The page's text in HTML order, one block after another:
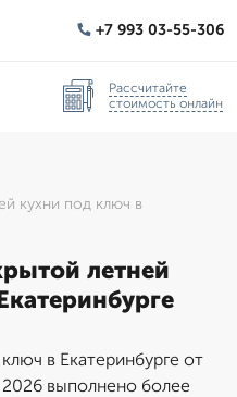
+7 993 03-55-306
Рассчитайте
стоимость онлайн
кухни под ключ в
летней
в Екатеринбурге от
выполнено более